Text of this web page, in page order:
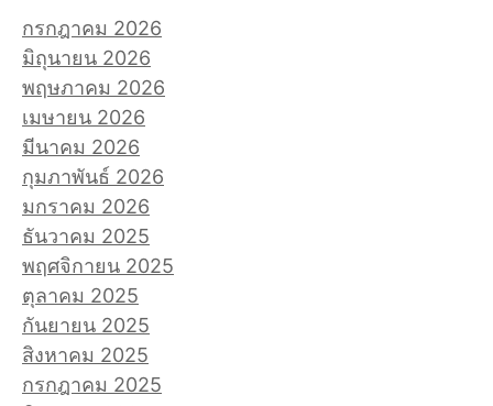
กรกฎาคม 2026
มิถุนายน 2026
พฤษภาคม 2026
เมษายน 2026
มีนาคม 2026
กุมภาพันธ์ 2026
มกราคม 2026
ธันวาคม 2025
พฤศจิกายน 2025
ตุลาคม 2025
กันยายน 2025
สิงหาคม 2025
กรกฎาคม 2025